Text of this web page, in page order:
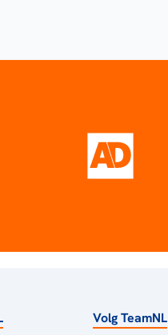
Volg TeamNL